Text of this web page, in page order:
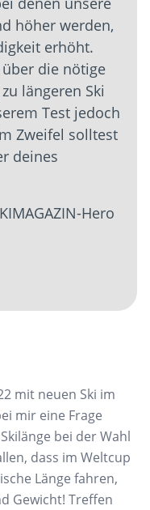
höher werden,
erhöht.
die nötige
längeren Ski
Test jedoch
Zweifel solltest
deines
Hero
mit neuen Ski im
mir eine Frage
bei der Wahl
dass im Weltcup
Länge fahren,
Gewicht! Treffen